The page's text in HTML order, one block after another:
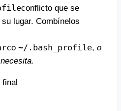
conflicto que se
lugar. Combínelos
o ~/.bash_profile, o
final